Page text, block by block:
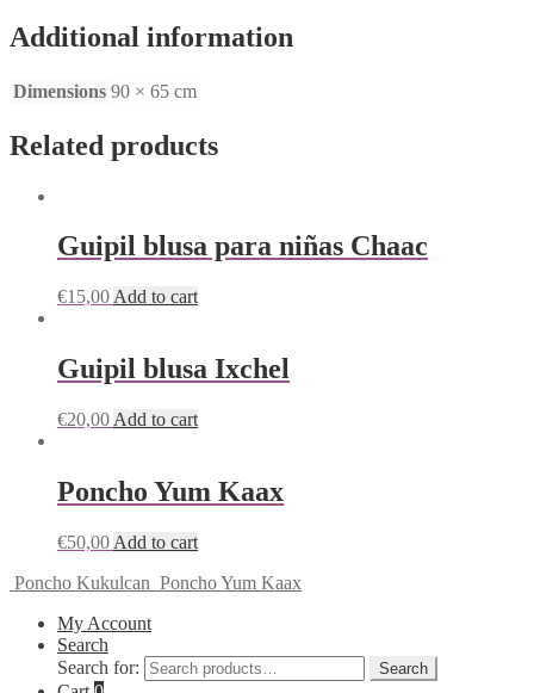
Additional information
Dimensions 90 × 65 cm
Related products
Guipil blusa para niñas Chaac
€15,00 Add to cart
Guipil blusa Ixchel
€20,00 Add to cart
Poncho Yum Kaax
€50,00 Add to cart
Poncho Kukulcan Poncho Yum Kaax
My Account
Search
Search for:
Search